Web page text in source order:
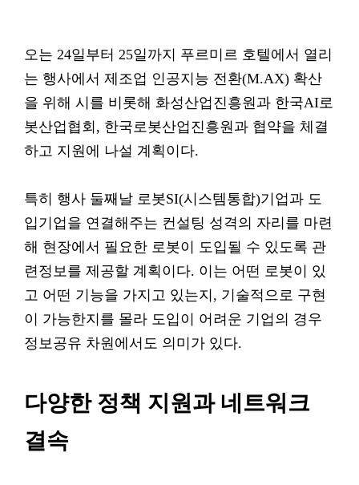
오는 24일부터 25일까지 푸르미르 호텔에서 열리
는 행사에서 제조업 인공지능 전환(M.AX) 확산
을 위해 시를 비롯해 화성산업진흥원과 한국AI로
봇산업협회, 한국로봇산업진흥원과 협약을 체결
하고 지원에 나설 계획이다.
특히 행사 둘째날 로봇SI(시스템통합)기업과 도
입기업을 연결해주는 컨설팅 성격의 자리를 마련
해 현장에서 필요한 로봇이 도입될 수 있도록 관
련정보를 제공할 계획이다. 이는 어떤 로봇이 있
고 어떤 기능을 가지고 있는지, 기술적으로 구현
이 가능한지를 몰라 도입이 어려운 기업의 경우
정보공유 차원에서도 의미가 있다.
다양한 정책 지원과 네트워크
결속